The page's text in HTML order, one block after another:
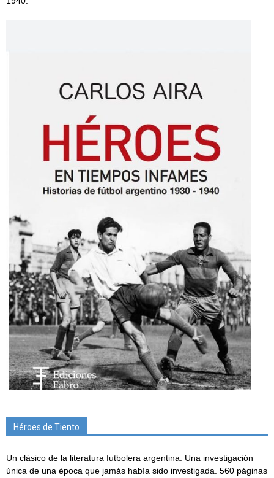
Héroes de Tiento
Un clásico de la literatura futbolera argentina. Una investigación
única de una época que jamás había sido investigada. 560 páginas